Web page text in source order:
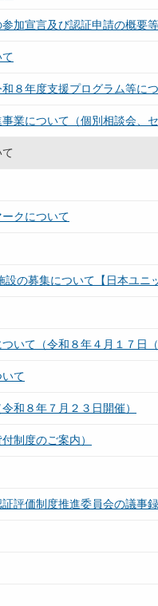
加宣言及び認証申請の概要
８年度支援プログラム等に
業について（個別相談会、
クについて
の募集について【日本ユニ
いて（令和８年４月１７日（
て
和８年７月２３日開催）
制度のご案内）
評価制度推進委員会の議事